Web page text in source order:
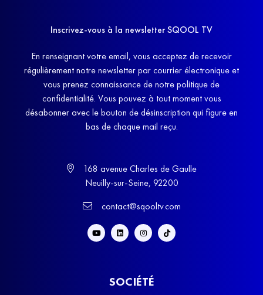
Inscrivez-vous à la newsletter SQOOL TV
En renseignant votre email, vous acceptez de recevoir
régulièrement notre newsletter par courrier électronique et
vous prenez connaissance de notre politique de
confidentialité. Vous pouvez à tout moment vous
désabonner avec le bouton de désinscription qui figure en
bas de chaque mail reçu.
168 avenue Charles de Gaulle
Neuilly-sur-Seine, 92200
contact@sqooltv.com
SOCIÉTÉ